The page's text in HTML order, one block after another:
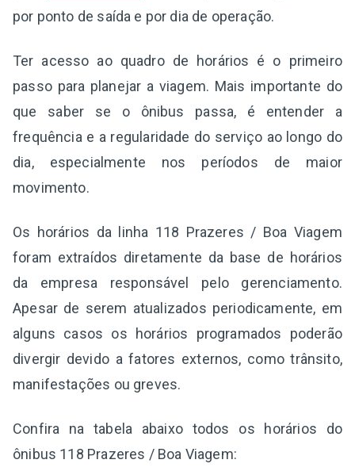
por ponto de saída e por dia de operação.
Ter acesso ao quadro de horários é o primeiro
passo para planejar a viagem. Mais importante do
que saber se o ônibus passa, é entender a
frequência e a regularidade do serviço ao longo do
dia, especialmente nos períodos de maior
movimento.
Os horários da linha 118 Prazeres / Boa Viagem
foram extraídos diretamente da base de horários
da empresa responsável pelo gerenciamento.
Apesar de serem atualizados periodicamente, em
alguns casos os horários programados poderão
divergir devido a fatores externos, como trânsito,
manifestações ou greves.
Confira na tabela abaixo todos os horários do
ônibus 118 Prazeres / Boa Viagem: